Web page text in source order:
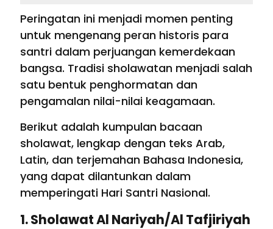
Peringatan ini menjadi momen penting
untuk mengenang peran historis para
santri dalam perjuangan kemerdekaan
bangsa. Tradisi sholawatan menjadi salah
satu bentuk penghormatan dan
pengamalan nilai-nilai keagamaan.
Berikut adalah kumpulan bacaan
sholawat, lengkap dengan teks Arab,
Latin, dan terjemahan Bahasa Indonesia,
yang dapat dilantunkan dalam
memperingati Hari Santri Nasional.
1. Sholawat Al Nariyah/Al Tafjiriyah